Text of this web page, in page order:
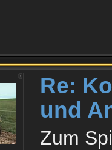
Re:
und
Zum